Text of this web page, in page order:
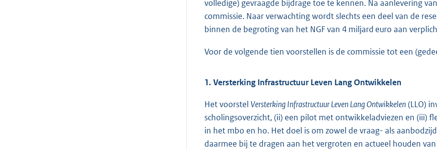
volledige) gevraagde bijdrage toe te kennen. Na aanlevering
commissie. Naar verwachting wordt slechts een deel van de
binnen de begroting van het NGF van 4 miljard euro aan
Voor de volgende tien voorstellen is de commissie tot een
1. Versterking Infrastructuur Leven Lang Ontwikkelen
Het voorstel Versterking Infrastructuur Leven Lang Ontwikkelen(LLO)
scholingsoverzicht, (ii) een pilot met ontwikkeladviezen en (iii)
in het mbo en ho. Het doel is om zowel de vraag- als
daarmee bij te dragen aan het vergroten en actueel houden